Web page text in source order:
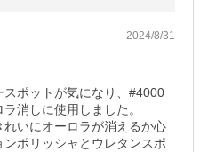
2024/8/31
ポットが気になり、#4000
消しに使用しました。
いにオーロラが消えるか心
ポリッシャとウレタンスポ